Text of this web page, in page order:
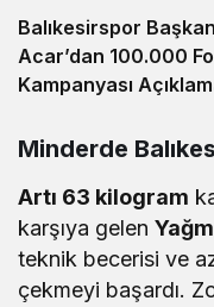
Balıkesirspor
Acar’dan 100.000
Kampanyası
Minderde
Artı 63 kilogram
karşıya gelen
teknik becerisi ve
çekmeyi başardı.